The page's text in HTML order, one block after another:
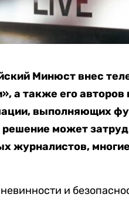
Минюст внес
а также его авторов
выполняющих
решение может
журналистов,
и